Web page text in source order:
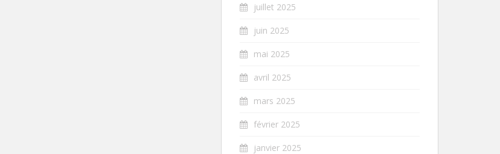
juillet 2025
juin 2025
mai 2025
avril 2025
mars 2025
février 2025
janvier 2025